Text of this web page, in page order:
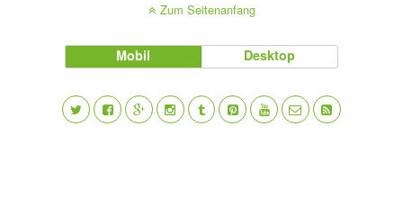
Zum Seitenanfang
Mobil Desktop